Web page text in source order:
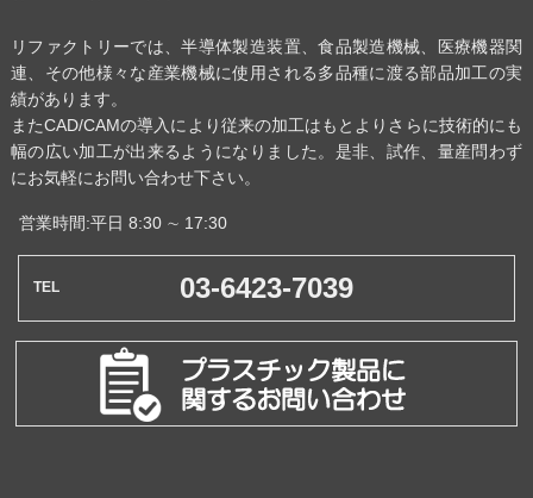
リファクトリーでは、半導体製造装置、食品製造機械、医療機器関
連、その他様々な産業機械に使用される多品種に渡る部品加工の実
績があります。
またCAD/CAMの導入により従来の加工はもとよりさらに技術的にも
幅の広い加工が出来るようになりました。是非、試作、量産問わず
にお気軽にお問い合わせ下さい。
営業時間:平日 8:30 ∼ 17:30
03-6423-7039